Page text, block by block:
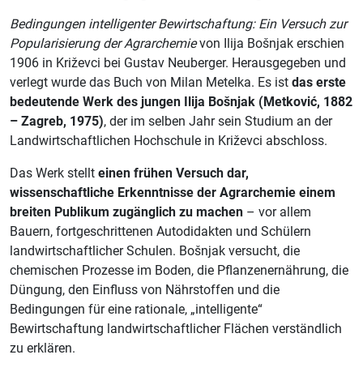
Bedingungen intelligenter Bewirtschaftung: Ein Versuch zur
Popularisierung der Agrarchemievon Ilija Bošnjak erschien
1906 in Križevci bei Gustav Neuberger. Herausgegeben und
verlegt wurde das Buch von Milan Metelka. Es ist das erste
bedeutende Werk des jungen Ilija Bošnjak (Metković, 1882
– Zagreb, 1975), der im selben Jahr sein Studium an der
Landwirtschaftlichen Hochschule in Križevci abschloss.
Das Werk stellt einen frühen Versuch dar,
wissenschaftliche Erkenntnisse der Agrarchemie einem
breiten Publikum zugänglich zu machen – vor allem
Bauern, fortgeschrittenen Autodidakten und Schülern
landwirtschaftlicher Schulen. Bošnjak versucht, die
chemischen Prozesse im Boden, die Pflanzenernährung, die
Düngung, den Einfluss von Nährstoffen und die
Bedingungen für eine rationale, „intelligente“
Bewirtschaftung landwirtschaftlicher Flächen verständlich
zu erklären.